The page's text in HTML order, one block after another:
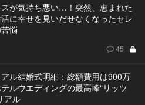
が気持ち悪い…！突然、恵まれた
に幸せを見いだせなくなったセレ
悩
45
ル結婚式明細：総額費用は900万
ルウエディングの最高峰“リッツ
アル